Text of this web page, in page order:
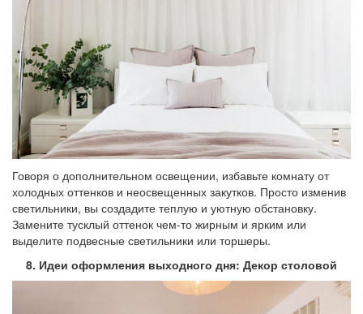
Говоря о дополнительном освещении, избавьте комнату от
холодных оттенков и неосвещенных закутков. Просто изменив
светильники, вы создадите теплую и уютную обстановку.
Замените тусклый оттенок чем-то жирным и ярким или
выделите подвесные светильники или торшеры.
8. Идеи оформления выходного дня: Декор столовой